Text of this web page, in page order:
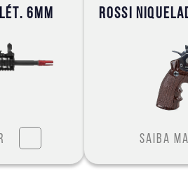
6MM ROSSI
Saiba